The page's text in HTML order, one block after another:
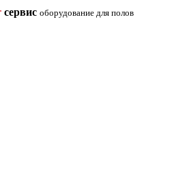
сервис оборудование для полов